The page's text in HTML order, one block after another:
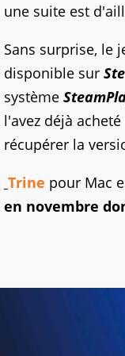
une suite est
Sans surprise, le
disponible sur
système
l'avez déjà
récupérer la
Trine pour Mac
en novembre